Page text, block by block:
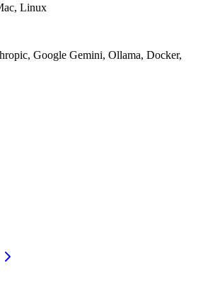
Linux
Google Gemini, Ollama, Docker,